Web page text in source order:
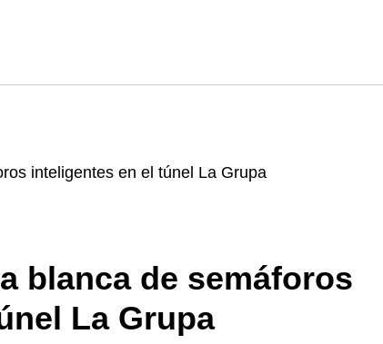
blanca de semáforos
La Grupa